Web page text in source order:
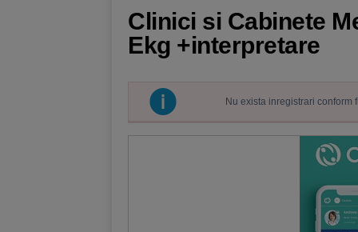
Clinici si Cabinete
Ekg +interpretare
Nu exista inregistrari